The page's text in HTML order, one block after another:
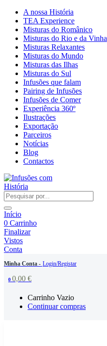
A nossa História
TEA Experience
Misturas do Românico
Misturas do Rio e da Vinha
Misturas Relaxantes
Misturas do Mundo
Misturas das Ilhas
Misturas do Sul
Infusões que falam
Pairing de Infusões
Infusões de Comer
Experiência 360º
Ilustrações
Exportação
Parceiros
Notícias
Blog
Contactos
Início
0 Carrinho
Finalizar
Vistos
Conta
Minha Conta - Login/Registar
0 0,00 €
Carrinho Vazio
Continuar compras